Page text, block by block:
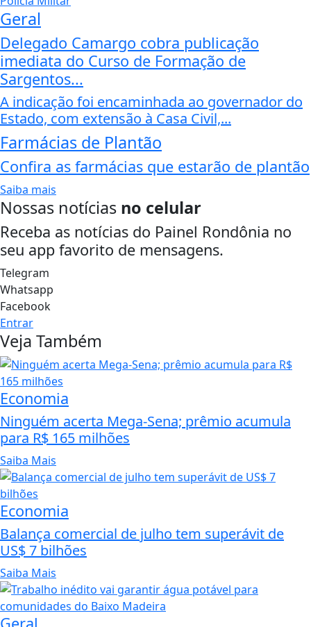
Geral
Delegado Camargo cobra publicação
imediata do Curso de Formação de
Sargentos...
A indicação foi encaminhada ao governador do
Estado, com extensão à Casa Civil,...
Farmácias de Plantão
Confira as farmácias que estarão de plantão
Saiba mais
Nossas notícias no celular
Receba as notícias do Painel Rondônia no
seu app favorito de mensagens.
Telegram
Whatsapp
Facebook
Entrar
Veja Também
Economia
Ninguém acerta Mega-Sena; prêmio acumula
para R$ 165 milhões
Saiba Mais
Economia
Balança comercial de julho tem superávit de
US$ 7 bilhões
Saiba Mais